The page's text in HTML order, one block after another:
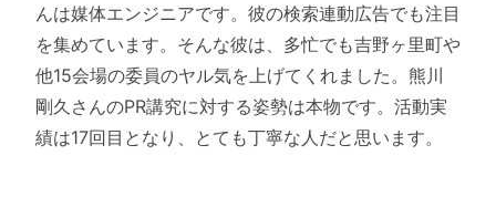
んは媒体エンジニアです。彼の検索連動広告でも注目
を集めています。そんな彼は、多忙でも吉野ヶ里町や
他15会場の委員のヤル気を上げてくれました。熊川
剛久さんのPR講究に対する姿勢は本物です。活動実
績は17回目となり、とても丁寧な人だと思います。